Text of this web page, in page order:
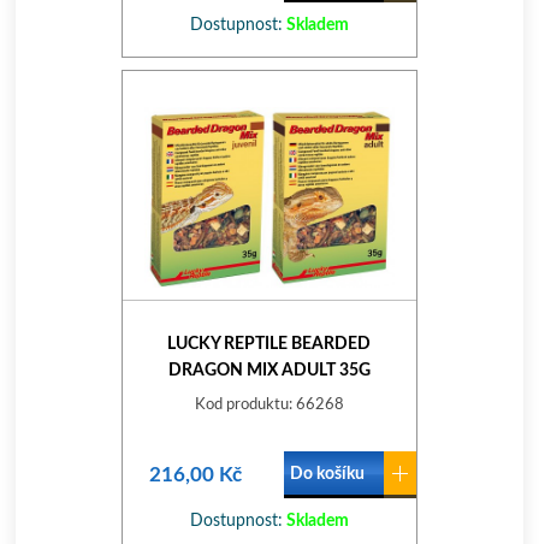
Dostupnost: Skladem
LUCKY REPTILE BEARDED
DRAGON MIX ADULT 35G
Kod produktu: 66268
216,00 Kč Do košíku
Dostupnost: Skladem